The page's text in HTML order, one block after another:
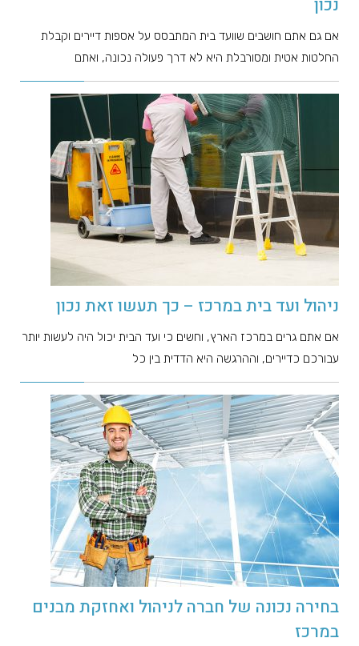
נכון
אם גם אתם חושבים שוועד בית המתבסס על אספות דיירים וקבלת
החלטות אטית ומסורבלת היא לא דרך פעולה נכונה, ואתם
ניהול ועד בית במרכז – כך תעשו זאת נכון
אם אתם גרים במרכז הארץ, וחשים כי ועד הבית יכול היה לעשות יותר
עבורכם כדיירים, וההרגשה היא הדדית בין כל
בחירה נכונה של חברה לניהול ואחזקת מבנים
במרכז